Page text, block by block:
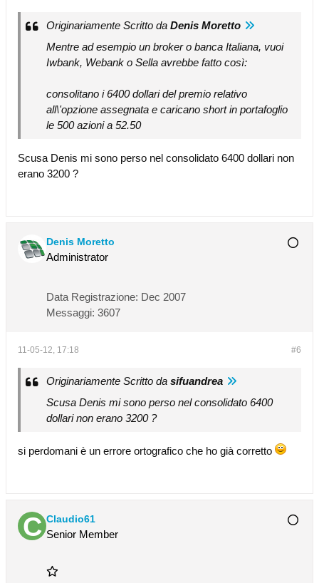
Originariamente Scritto da Denis Moretto
Mentre ad esempio un broker o banca Italiana, vuoi
Iwbank, Webank o Sella avrebbe fatto così:
consolitano i 6400 dollari del premio relativo
all\'opzione assegnata e caricano short in portafoglio
le 500 azioni a 52.50
Scusa Denis mi sono perso nel consolidato 6400 dollari non
erano 3200 ?
Denis Moretto
Administrator
Data Registrazione: Dec 2007
Messaggi: 3607
#6
11-05-12, 17:18
Originariamente Scritto da sifuandrea
Scusa Denis mi sono perso nel consolidato 6400
dollari non erano 3200 ?
si perdomani è un errore ortografico che ho già corretto
Claudio61
Senior Member